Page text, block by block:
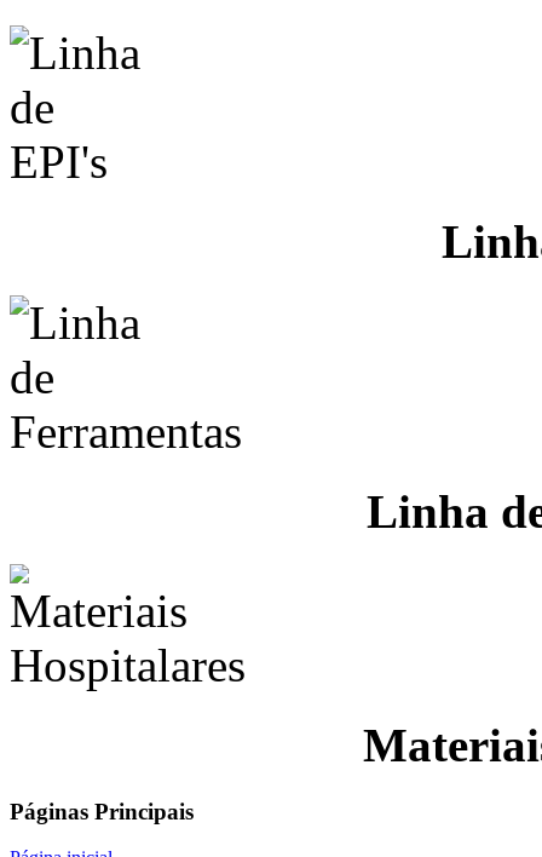
Linha
Páginas Principais